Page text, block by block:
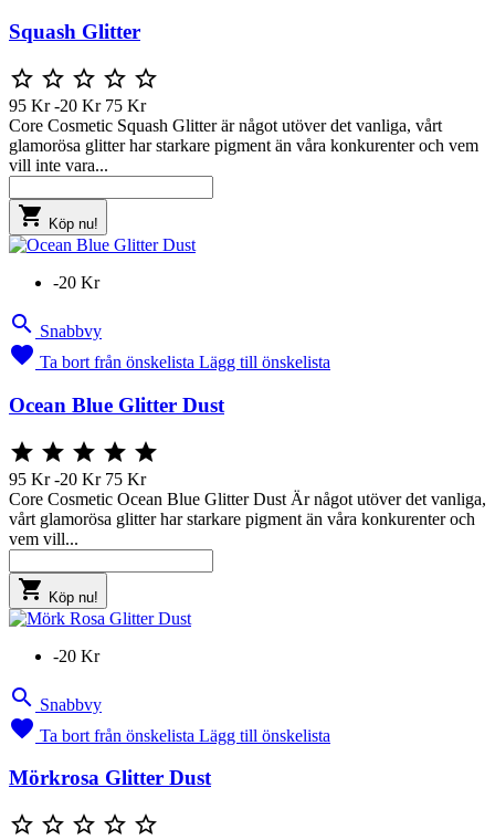
Squash Glitter
    
95 Kr -20 Kr 75 Kr
Core Cosmetic Squash Glitter är något utöver det vanliga, vårt
glamorösa glitter har starkare pigment än våra konkurenter och vem
vill inte vara...
 Köp nu!
-20 Kr
 Snabbvy
 Ta bort från önskelista Lägg till önskelista
Ocean Blue Glitter Dust
    
95 Kr -20 Kr 75 Kr
Core Cosmetic Ocean Blue Glitter Dust Är något utöver det vanliga,
vårt glamorösa glitter har starkare pigment än våra konkurenter och
vem vill...
 Köp nu!
-20 Kr
 Snabbvy
 Ta bort från önskelista Lägg till önskelista
Mörkrosa Glitter Dust
    